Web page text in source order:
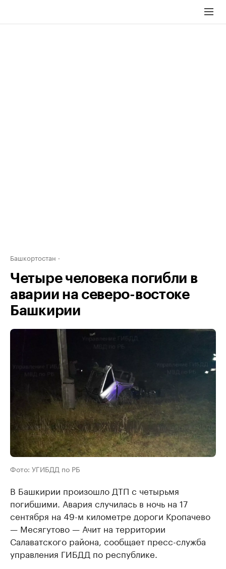
Башкортостан
Четыре человека погибли в
аварии на северо-востоке
Башкирии
Фото: УГИБДД по РБ
В Башкирии произошло ДТП с четырьмя
погибшими. Авария случилась в ночь на 17
сентября на 49-м километре дороги Кропачево
— Месягутово — Ачит на территории
Салаватского района, сообщает пресс-служба
управления ГИБДД по республике.